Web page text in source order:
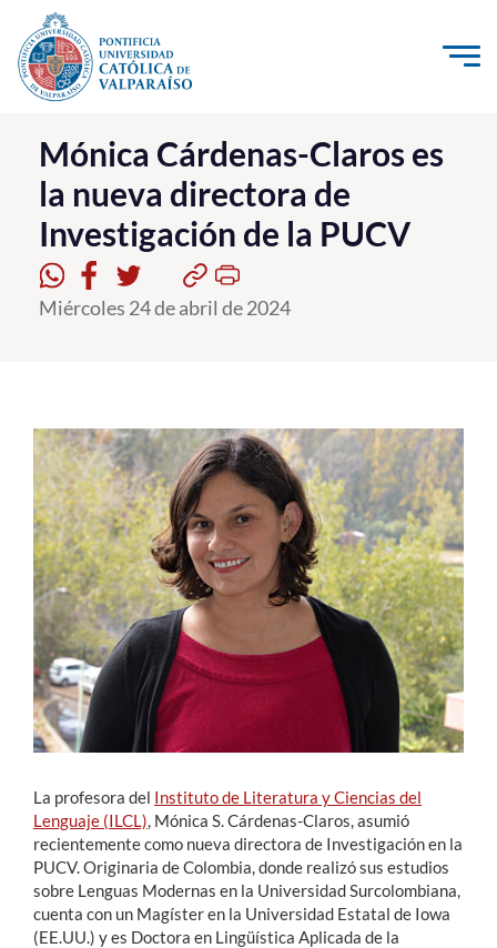
Click acá para ir directamente al contenido
La Universidad
Investigación, Creación e Innovación
PUCV Internacional
Vinculación con el Medio
Postgrado
Formación Continua
Estudiantes
Académicos
Funcionarios
Alumni
Mónica Cárdenas-Claros es
la nueva directora de
Investigación de la PUCV
Miércoles 24 de abril de 2024
La profesora del Instituto de Literatura y Ciencias del
Lenguaje (ILCL) , Mónica S. Cárdenas-Claros, asumió
recientemente como nueva directora de Investigación en la
PUCV. Originaria de Colombia, donde realizó sus estudios
sobre Lenguas Modernas en la Universidad Surcolombiana,
cuenta con un Magíster en la Universidad Estatal de Iowa
(EE.UU.) y es Doctora en Lingüística Aplicada de la